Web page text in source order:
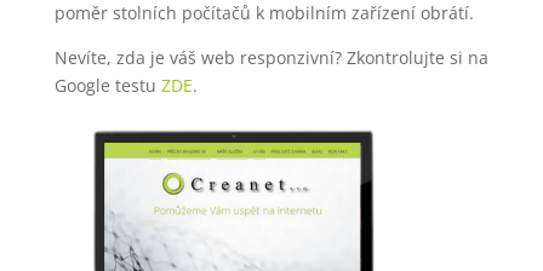
poměr stolních počítačů k mobilním zařízení obrátí.
Nevíte, zda je váš web responzivní? Zkontrolujte si na
Google testu ZDE.